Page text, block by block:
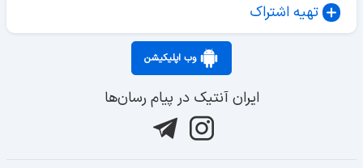
تهیه اشتراک
وب اپلیکیشن
ایران آنتیک در پیام رسان‌ها